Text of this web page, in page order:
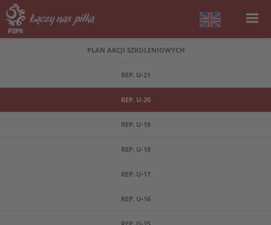
PLAN AKCJI SZKOLENIOWYCH
REP. U-21
REP. U-20
REP. U-19
REP. U-18
REP. U-17
REP. U-16